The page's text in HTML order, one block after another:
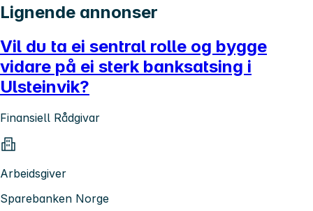
Lignende annonser
Vil du ta ei sentral rolle og bygge
vidare på ei sterk banksatsing i
Ulsteinvik?
Finansiell Rådgivar
Arbeidsgiver
Sparebanken Norge